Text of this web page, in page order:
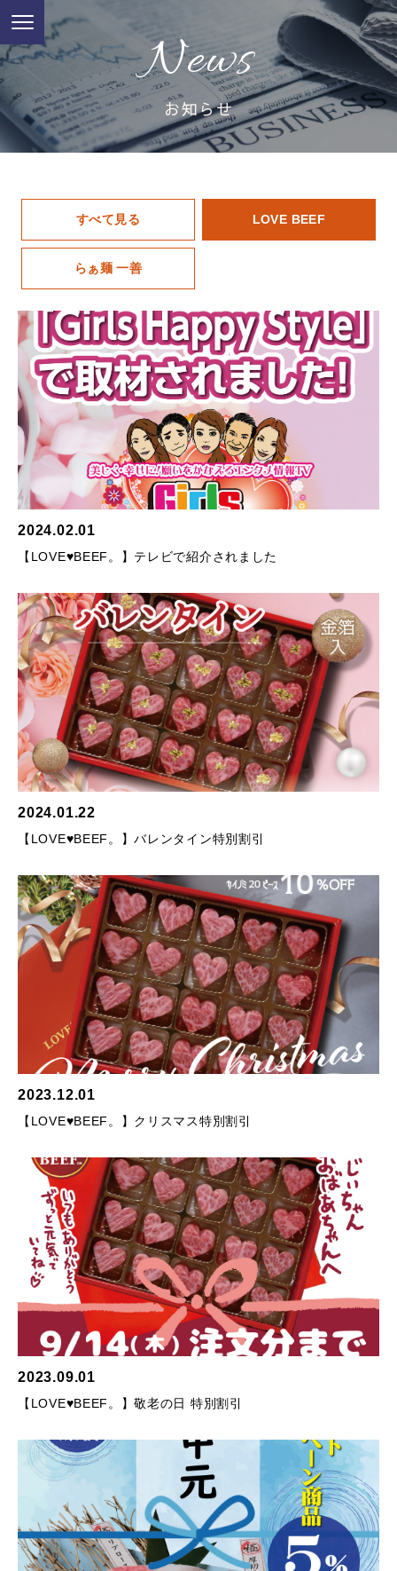
News
お知らせ
すべて見る LOVE BEEF
らぁ麺 一善
2024.02.01
【LOVE♥BEEF。】テレビで紹介されました
2024.01.22
【LOVE♥BEEF。】バレンタイン特別割引
2023.12.01
【LOVE♥BEEF。】クリスマス特別割引
2023.09.01
【LOVE♥BEEF。】敬老の日 特別割引